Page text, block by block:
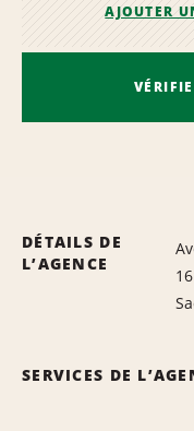
AJOUTER
DÉTAILS DE
L’AGENCE
SERVICES DE